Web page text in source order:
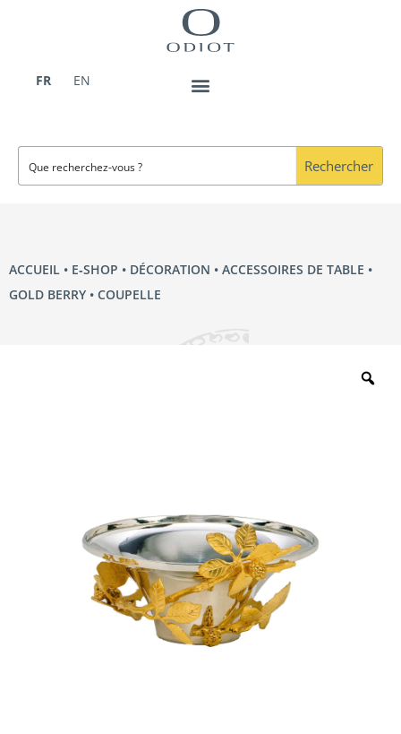
FR
EN
Rechercher
ACCUEIL • E‑SHOP • DÉCORATION • ACCESSOIRES DE TABLE •
GOLD BERRY • COUPELLE